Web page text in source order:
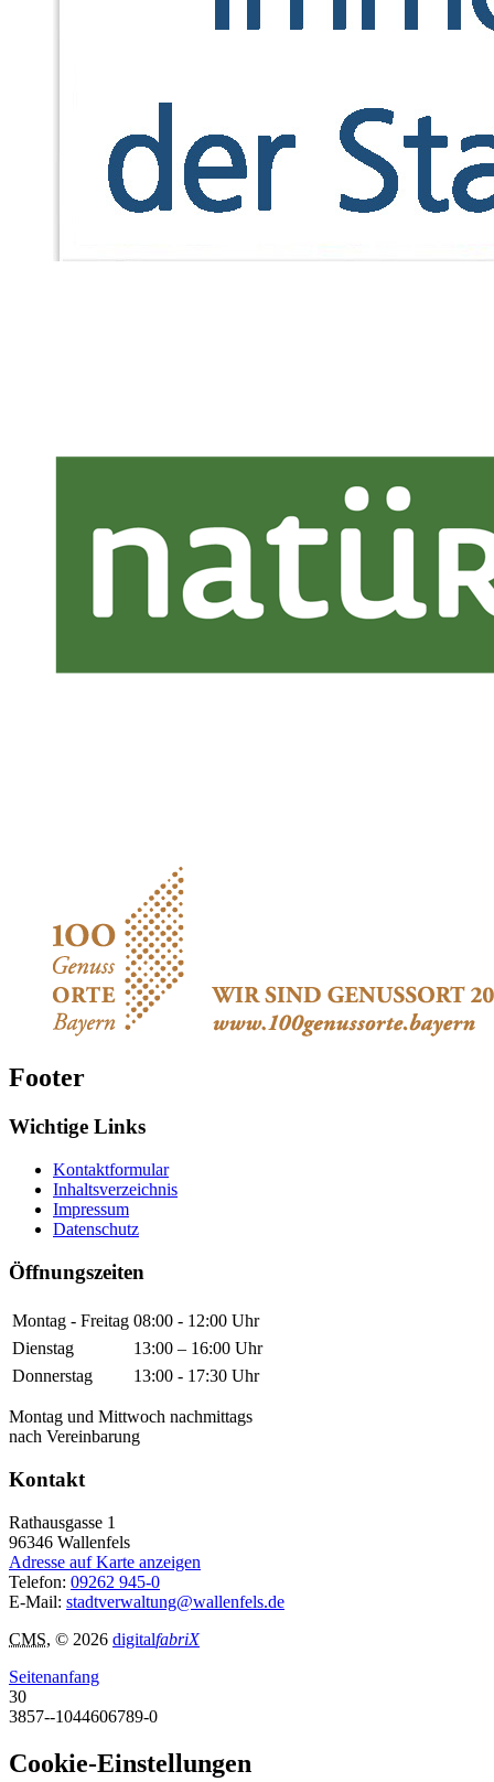
Footer
Wichtige Links
Kontaktformular
Inhaltsverzeichnis
Impressum
Datenschutz
Öffnungszeiten
Montag - Freitag 08:00 - 12:00 Uhr
Dienstag
13:00 – 16:00 Uhr
Donnerstag
13:00 - 17:30 Uhr
Montag und Mittwoch nachmittags
nach Vereinbarung
Kontakt
Rathausgasse 1
96346 Wallenfels
Adresse auf Karte anzeigen
Telefon: 09262 945-0
E-Mail: stadtverwaltung@wallenfels.de
CMS, © 2026 digitalfabriX
Seitenanfang
30
3857--1044606789-0
Cookie-Einstellungen